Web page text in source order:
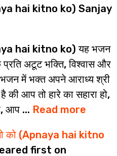
hai kitno ko) Sanjay
hai kitno ko) यह भजन
अटूट भक्ति, विश्वास और
भजन में भक्त अपने आराध्य श्री
की आप तो हारे का सहारा हो,
आप ... Read more
को (Apnaya hai kitno
first on